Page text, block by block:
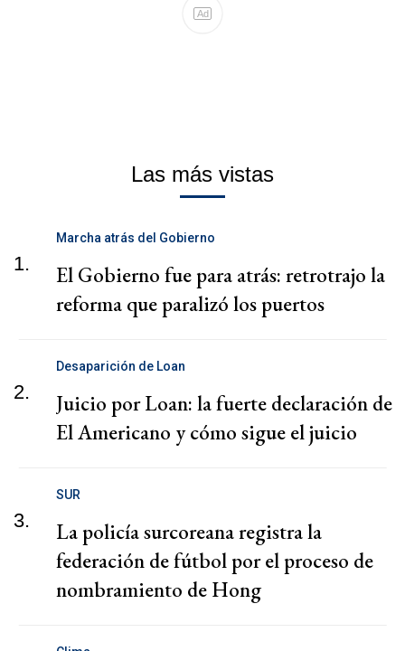
Ad
Las más vistas
1.
Marcha atrás del Gobierno
El Gobierno fue para atrás: retrotrajo la
reforma que paralizó los puertos
2.
Desaparición de Loan
Juicio por Loan: la fuerte declaración de
El Americano y cómo sigue el juicio
3.
SUR
La policía surcoreana registra la
federación de fútbol por el proceso de
nombramiento de Hong